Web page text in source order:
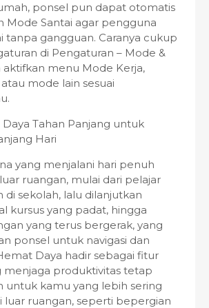
ponsel pun dapat otomatis
Mode Santai agar pengguna
tanpa gangguan. Caranya cukup
di Pengaturan – Mode &
aktifkan menu Mode Kerja,
mode lain sesuai
Tahan Panjang untuk
Hari
yang menjalani hari penuh
ruangan, mulai dari pelajar
di sekolah, lalu dilanjutkan
kursus yang padat, hingga
yang terus bergerak, yang
ponsel untuk navigasi dan
Daya hadir sebagai fitur
menjaga produktivitas tetap
untuk kamu yang lebih sering
luar ruangan, seperti bepergian